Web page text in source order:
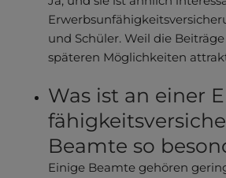
und Schüler. Weil die
späteren Möglichkeiten
Was ist an einer
Beamte so
Einige Beamte gehören